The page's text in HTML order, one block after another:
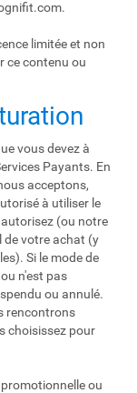
.
limitée et non
ce contenu ou
vous devez à
Payants. En
acceptons,
à utiliser le
(ou notre
votre achat (y
Si le mode de
n'est pas
ou annulé.
rencontrons
choisissez pour
ou